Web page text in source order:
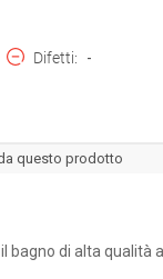
Difetti -
questo prodotto
di alta